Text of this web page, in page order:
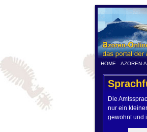
HOME AZOREN-
Die
nur ein
gewohnt und